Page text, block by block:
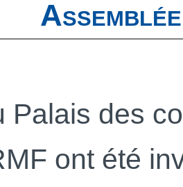
Palais des
ont été